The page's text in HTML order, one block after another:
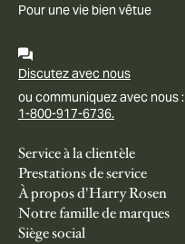
Pour une vie bien vêtue
Discutez avec nous
ou communiquez avec nous :
1-800-917-6736.
Service à la clientèle
Prestations de service
À propos d'Harry Rosen
Notre famille de marques
Siège social